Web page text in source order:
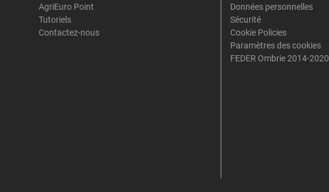
AgriEuro Point
Tutoriels
Contactez-nous
Données personnelles
Sécurité
Cookie Policies
Paramètres des cookies
FEDER Ombrie 2014-2020